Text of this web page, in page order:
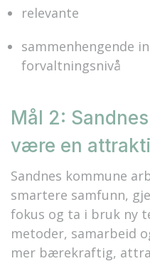
relevante
sammenhengende
forvaltningsnivå
Mål 2:
være en
Sandnes kommune
smartere samfunn,
fokus og ta i bruk ny
metoder, samarbeid
mer bærekraftig,